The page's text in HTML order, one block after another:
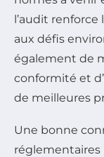
l’audit renforce
aux défis
également de
conformité et
de meilleures
Une bonne